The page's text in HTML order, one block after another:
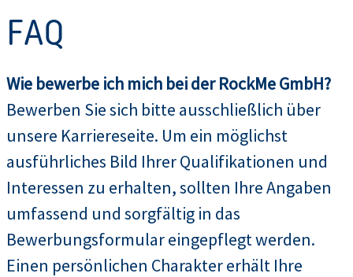
FAQ
Wie bewerbe ich mich bei der RockMe GmbH?
Bewerben Sie sich bitte ausschließlich über
unsere Karriereseite. Um ein möglichst
ausführliches Bild Ihrer Qualifikationen und
Interessen zu erhalten, sollten Ihre Angaben
umfassend und sorgfältig in das
Bewerbungsformular eingepflegt werden.
Einen persönlichen Charakter erhält Ihre